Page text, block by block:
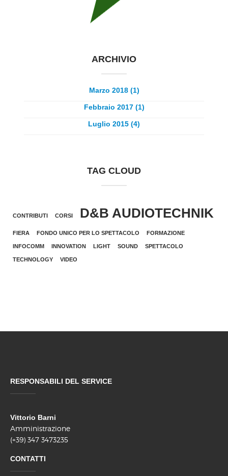
ARCHIVIO
Marzo 2018 (1)
Febbraio 2017 (1)
Luglio 2015 (4)
TAG CLOUD
CONTRIBUTI CORSI D&B AUDIOTECHNIK
FIERA FONDO UNICO PER LO SPETTACOLO FORMAZIONE
INFOCOMM INNOVATION LIGHT SOUND SPETTACOLO
TECHNOLOGY VIDEO
RESPONSABILI DEL SERVICE
Vittorio Barni
Amministrazione
(+39) 347 3473235
CONTATTI